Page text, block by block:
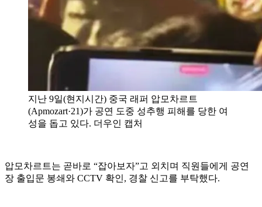
지난 9일(현지시간) 중국 래퍼 압모차르트
(Apmozart·21)가 공연 도중 성추행 피해를 당한 여
성을 돕고 있다. 더우인 캡처
압모차르트는 곧바로 “잡아보자”고 외치며 직원들에게 공연
장 출입문 봉쇄와 CCTV 확인, 경찰 신고를 부탁했다.